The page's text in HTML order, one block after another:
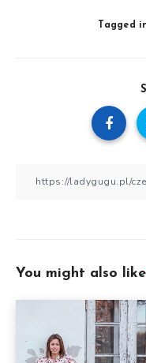
Tagged
You might also like